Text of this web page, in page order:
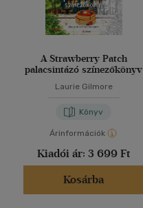
A Strawberry Patch
palacsintázó színezőkönyv
Laurie Gilmore
Könyv
Árinformációk
Kiadói ár: 3 699 Ft
Kosárba